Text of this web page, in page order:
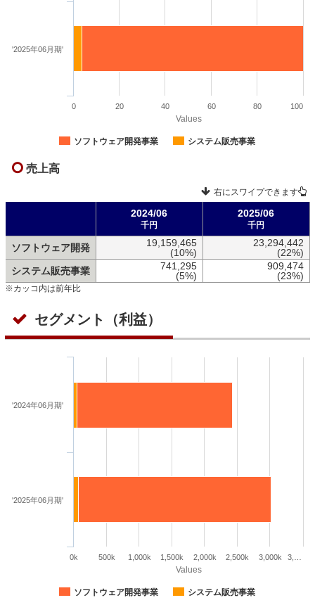
Values
ソフトウェア開発事業 システム販売事業
'2025年06月期'
0 20 40 60 80 100
売上高
右にスワイプできます
2024/06
千円
2025/06
千円
ソフトウェア開発
19,159,465
(10%)
23,294,442
(22%)
システム販売事業
741,295
(5%)
909,474
(23%)
※カッコ内は前年比
セグメント（利益）
Values
ソフトウェア開発事業 システム販売事業
'2024年06月期'
'2025年06月期'
0k 500k 1,000k 1,500k 2,000k 2,500k 3,000k 3,…